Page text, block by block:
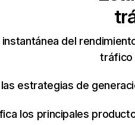
instantánea del
tráfico
las estrategias de
los principales